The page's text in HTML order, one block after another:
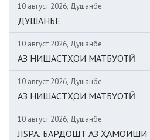
10 август 2026, Душанбе
ДУШАНБЕ
10 август 2026, Душанбе
АЗ НИШАСТҲОИ МАТБУОТӢ
10 август 2026, Душанбе
АЗ НИШАСТҲОИ МАТБУОТӢ
10 август 2026, Душанбе
JISPA. БАРДОШТ АЗ